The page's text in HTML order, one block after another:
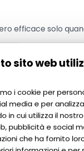
sito web
i cookie per
media e per
in cui utilizza il
pubblicità e social
che ha fornito
efficace solo
agli studenti
con la stessa
culturali ICELD
le
ma
anche